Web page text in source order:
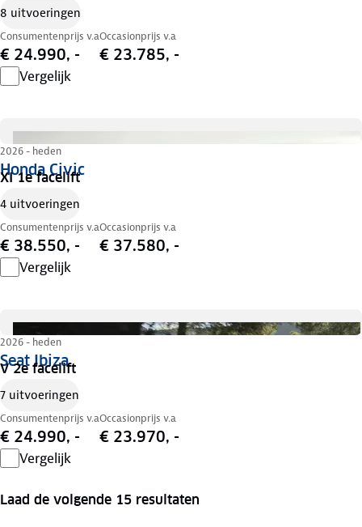
8 uitvoeringen
Consumentenprijs v.a
€ 24.990, -
Occasionprijs v.a
€ 23.785, -
Vergelijk
Honda Civic
2026 - heden
XI 1e facelift
4 uitvoeringen
Consumentenprijs v.a
€ 38.550, -
Occasionprijs v.a
€ 37.580, -
Vergelijk
Seat Ibiza
2026 - heden
V 2e facelift
7 uitvoeringen
Consumentenprijs v.a
€ 24.990, -
Occasionprijs v.a
€ 23.970, -
Vergelijk
Laad de volgende 15 resultaten